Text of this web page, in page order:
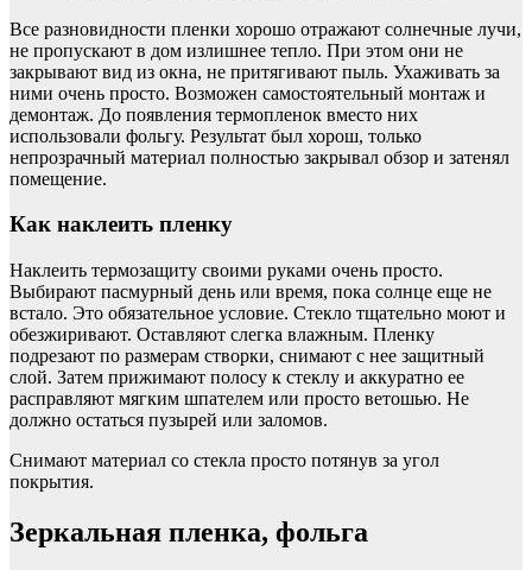
Все разновидности пленки хорошо отражают солнечные лучи,
не пропускают в дом излишнее тепло. При этом они не
закрывают вид из окна, не притягивают пыль. Ухаживать за
ними очень просто. Возможен самостоятельный монтаж и
демонтаж. До появления термопленок вместо них
использовали фольгу. Результат был хорош, только
непрозрачный материал полностью закрывал обзор и затенял
помещение.
Как наклеить пленку
Наклеить термозащиту своими руками очень просто.
Выбирают пасмурный день или время, пока солнце еще не
встало. Это обязательное условие. Стекло тщательно моют и
обезжиривают. Оставляют слегка влажным. Пленку
подрезают по размерам створки, снимают с нее защитный
слой. Затем прижимают полосу к стеклу и аккуратно ее
расправляют мягким шпателем или просто ветошью. Не
должно остаться пузырей или заломов.
Снимают материал со стекла просто потянув за угол
покрытия.
Зеркальная пленка, фольга